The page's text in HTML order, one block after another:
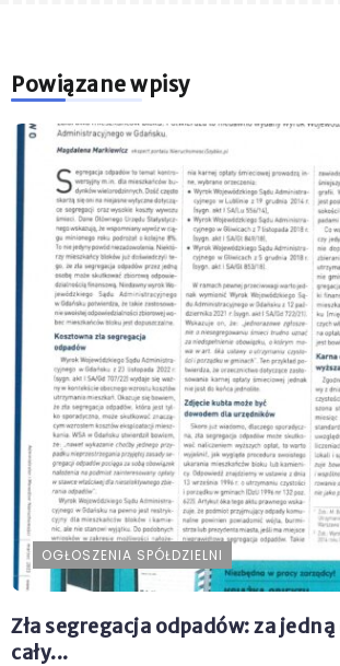
Powiązane wpisy
OGŁOSZENIA SPÓŁDZIELNI
Zła segregacja odpadów: za jedną
cały...